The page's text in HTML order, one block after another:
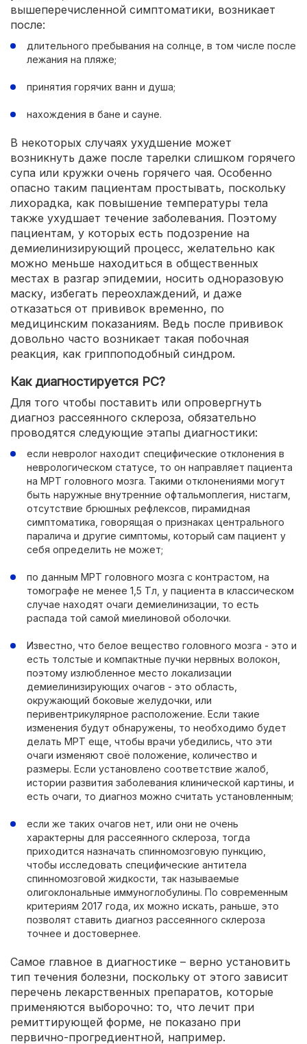
вышеперечисленной симптоматики, возникает
после:
длительного пребывания на солнце, в том числе после
лежания на пляже;
принятия горячих ванн и душа;
нахождения в бане и сауне.
В некоторых случаях ухудшение может
возникнуть даже после тарелки слишком горячего
супа или кружки очень горячего чая. Особенно
опасно таким пациентам простывать, поскольку
лихорадка, как повышение температуры тела
также ухудшает течение заболевания. Поэтому
пациентам, у которых есть подозрение на
демиелинизирующий процесс, желательно как
можно меньше находиться в общественных
местах в разгар эпидемии, носить одноразовую
маску, избегать переохлаждений, и даже
отказаться от прививок временно, по
медицинским показаниям. Ведь после прививок
довольно часто возникает такая побочная
реакция, как гриппоподобный синдром.
Как диагностируется РС?
Для того чтобы поставить или опровергнуть
диагноз рассеянного склероза, обязательно
проводятся следующие этапы диагностики:
если невролог находит специфические отклонения в
неврологическом статусе, то он направляет пациента
на МРТ головного мозга. Такими отклонениями могут
быть наружные внутренние офтальмоплегия, нистагм,
отсутствие брюшных рефлексов, пирамидная
симптоматика, говорящая о признаках центрального
паралича и другие симптомы, который сам пациент у
себя определить не может;
по данным МРТ головного мозга с контрастом, на
томографе не менее 1,5 Тл, у пациента в классическом
случае находят очаги демиелинизации, то есть
распада той самой миелиновой оболочки.
Известно, что белое вещество головного мозга - это и
есть толстые и компактные пучки нервных волокон,
поэтому излюбленное место локализации
демиелинизирующих очагов - это область,
окружающий боковые желудочки, или
перивентрикулярное расположение. Если такие
изменения будут обнаружены, то необходимо будет
делать МРТ еще, чтобы врачи убедились, что эти
очаги изменяют своё положение, количество и
размеры. Если установлено соответствие жалоб,
истории развития заболевания клинической картины, и
есть очаги, то диагноз можно считать установленным;
если же таких очагов нет, или они не очень
характерны для рассеянного склероза, тогда
приходится назначать спинномозговую пункцию,
чтобы исследовать специфические антитела
спинномозговой жидкости, так называемые
олигоклональные иммуноглобулины. По современным
критериям 2017 года, их можно искать, раньше, это
позволят ставить диагноз рассеянного склероза
точнее и достовернее.
Самое главное в диагностике – верно установить
тип течения болезни, поскольку от этого зависит
перечень лекарственных препаратов, которые
применяются выборочно: то, что лечит при
ремиттирующей форме, не показано при
первично-прогредиентной, например.